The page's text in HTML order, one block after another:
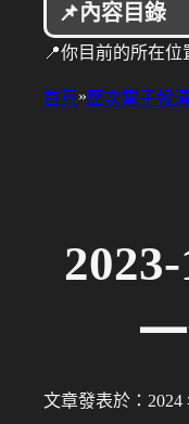
📌內容目錄
📍你目前的所在位
首頁»歷次電子報
文章發表於：2024